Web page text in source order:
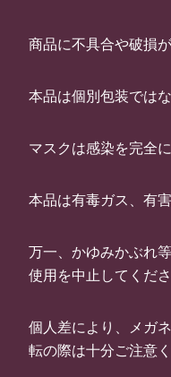
商品に不具合や破損
本品は個別包装ではな
マスクは感染を完全
本品は有毒ガス、有
万一、かゆみかぶれ
使用を中止してくださ
個人差により、メガ
転の際は十分ご注意く